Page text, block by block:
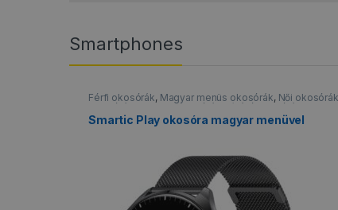
Smartphones
Férfi okosórák, Magyar menüs okosórák, Női okosórák
Okosórák
Sportos okosórák Vízálló okosórák
Smartic Play okosóra magyar menüvel